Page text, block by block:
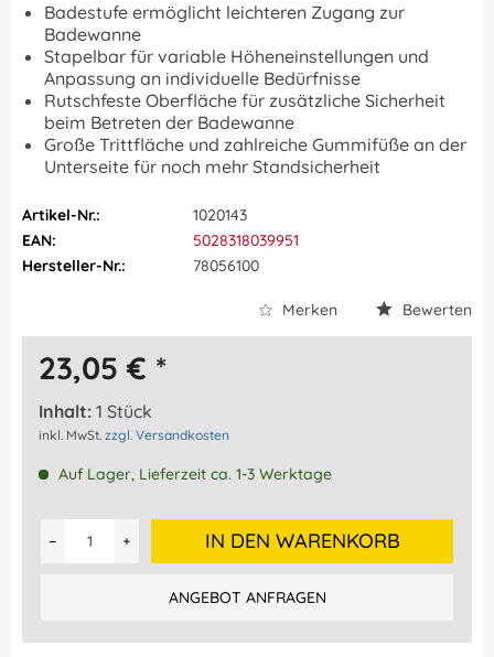
Badestufe ermöglicht leichteren Zugang zur
Badewanne
Stapelbar für variable Höheneinstellungen und
Anpassung an individuelle Bedürfnisse
Rutschfeste Oberfläche für zusätzliche Sicherheit
beim Betreten der Badewanne
Große Trittfläche und zahlreiche Gummifüße an der
Unterseite für noch mehr Standsicherheit
Artikel-Nr.:
1020143
EAN:
5028318039951
Hersteller-Nr.:
78056100
Merken Bewerten
23,05 € *
Inhalt: 1 Stück
inkl. MwSt. zzgl. Versandkosten
Auf Lager, Lieferzeit ca. 1-3 Werktage
IN DEN WARENKORB
ANGEBOT ANFRAGEN